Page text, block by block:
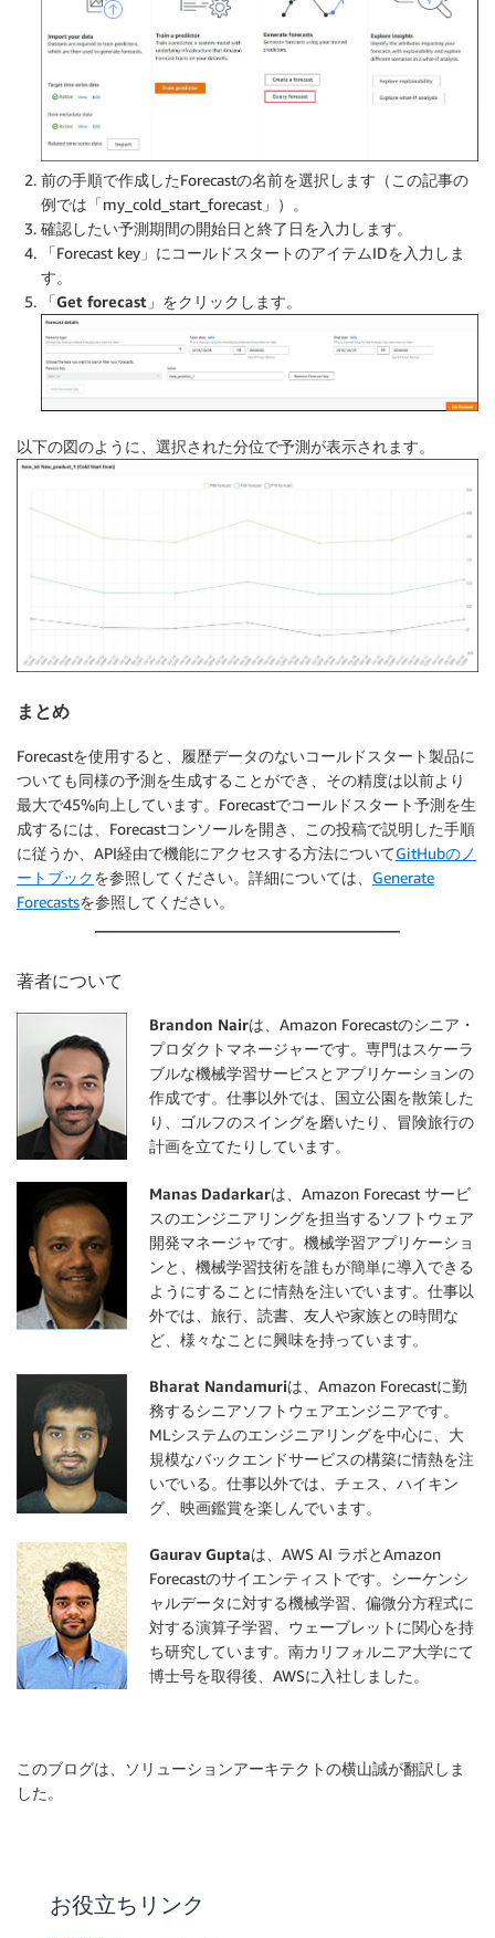
前の手順で作成したForecastの名前を選択します（この記事の
例では「my_cold_start_forecast」）。
確認したい予測期間の開始日と終了日を入力します。
「Forecast key」にコールドスタートのアイテムIDを入力しま
す。
「Get forecast」 をクリックします。
以下の図のように、選択された分位で予測が表示されます。
まとめ
Forecastを使用すると、履歴データのないコールドスタート製品に
ついても同様の予測を生成することができ、その精度は以前より
最大で45%向上しています。Forecastでコールドスタート予測を生
成するには、Forecastコンソールを開き、この投稿で説明した手順
に従うか、API経由で機能にアクセスする方法についてGitHubのノ
ートブックを参照してください。詳細については、 Generate
Forecastsを参照してください。
著者について
Brandon Nairは、Amazon Forecastのシニア・
プロダクトマネージャーです。専門はスケーラ
ブルな機械学習サービスとアプリケーションの
作成です。仕事以外では、国立公園を散策した
り、ゴルフのスイングを磨いたり、冒険旅行の
計画を立てたりしています。
Manas Dadarkarは、Amazon Forecast サービ
スのエンジニアリングを担当するソフトウェア
開発マネージャです。機械学習アプリケーショ
ンと、機械学習技術を誰もが簡単に導入できる
ようにすることに情熱を注いでいます。仕事以
外では、旅行、読書、友人や家族との時間な
ど、様々なことに興味を持っています。
Bharat Nandamuriは、Amazon Forecastに勤
務するシニアソフトウェアエンジニアです。
MLシステムのエンジニアリングを中心に、大
規模なバックエンドサービスの構築に情熱を注
いでいる。仕事以外では、チェス、ハイキン
グ、映画鑑賞を楽しんでいます。
Gaurav Guptaは、AWS AI ラボとAmazon
Forecastのサイエンティストです。シーケンシ
ャルデータに対する機械学習、偏微分方程式に
対する演算子学習、ウェーブレットに関心を持
ち研究しています。南カリフォルニア大学にて
博士号を取得後、AWSに入社しました。
このブログは、ソリューションアーキテクトの横山誠が翻訳しま
した。
お役立ちリンク